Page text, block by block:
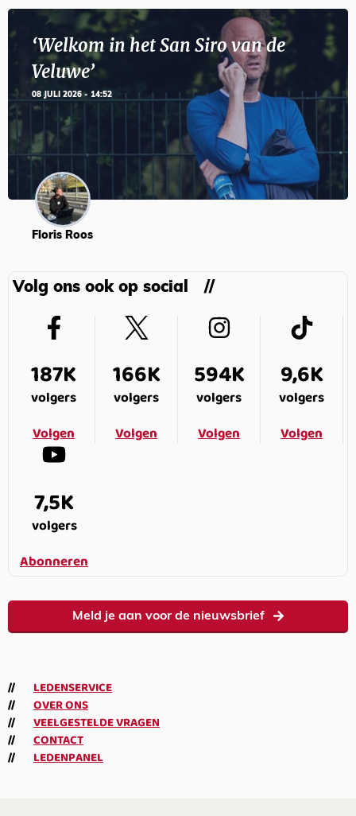
‘Welkom in het San Siro van de
Veluwe’
08 JULI 2026 - 14:52
Floris Roos
Volg ons ook op social
187K
volgers
Volgen
166K
volgers
Volgen
594K
volgers
Volgen
9,6K
volgers
Volgen
7,5K
volgers
Abonneren
Meld je aan voor de nieuwsbrief
LEDENSERVICE
OVER ONS
VEELGESTELDE VRAGEN
CONTACT
LEDENPANEL